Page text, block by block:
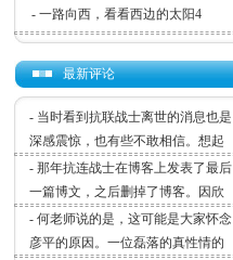
- 一路向西，看看西边的太阳4
最新评论
- 当时看到抗联战士离世的消息也是
深感震惊，也有些不敢相信。想起
- 那年抗连战士在博客上发表了最后
一篇博文，之后删掉了博客。因欣
- 何老师说的是，这可能是大家怀念
彦平的原因。一位磊落的真性情的